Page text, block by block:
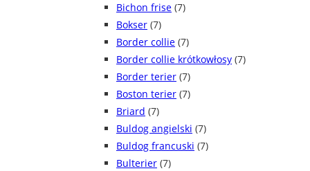
Bichon frise (7)
Bokser (7)
Border collie (7)
Border collie krótkowłosy (7)
Border terier (7)
Boston terier (7)
Briard (7)
Buldog angielski (7)
Buldog francuski (7)
Bulterier (7)